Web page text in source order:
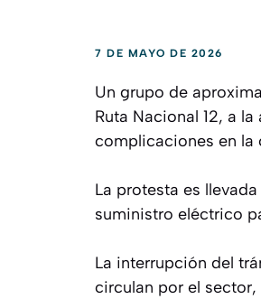
7 DE MAYO DE 2026
Un grupo de
Ruta Nacional 12, a
complicaciones en la
La protesta es
suministro eléctrico
La interrupción del
circulan por el